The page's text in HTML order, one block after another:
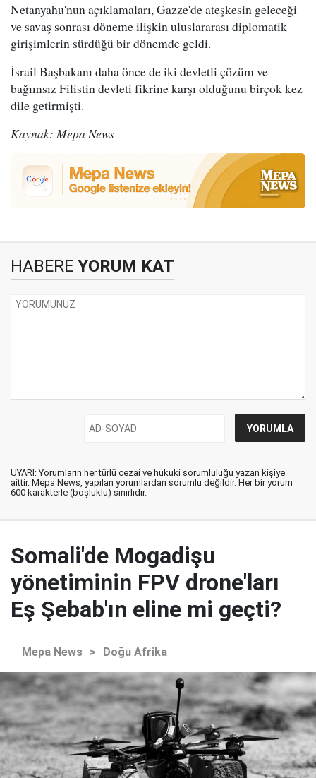
Netanyahu'nun açıklamaları, Gazze'de ateşkesin geleceği
ve savaş sonrası döneme ilişkin uluslararası diplomatik
girişimlerin sürdüğü bir dönemde geldi.
İsrail Başbakanı daha önce de iki devletli çözüm ve
bağımsız Filistin devleti fikrine karşı olduğunu birçok kez
dile getirmişti.
Kaynak: Mepa News
HABERE YORUM KAT
UYARI: Yorumların her türlü cezai ve hukuki sorumluluğu yazan kişiye
aittir. Mepa News, yapılan yorumlardan sorumlu değildir. Her bir yorum
600 karakterle (boşluklu) sınırlıdır.
Somali'de Mogadişu
yönetiminin FPV drone'ları
Eş Şebab'ın eline mi geçti?
Mepa News > Doğu Afrika